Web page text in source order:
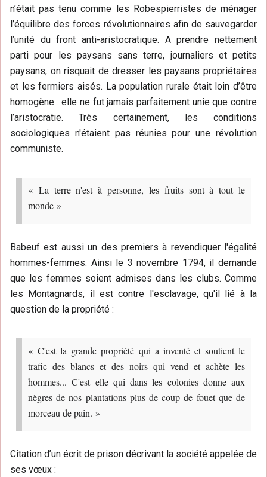
n’était pas tenu comme les Robespierristes de ménager
l’équilibre des forces révolutionnaires afin de sauvegarder
l’unité du front anti-aristocratique. A prendre nettement
parti pour les paysans sans terre, journaliers et petits
paysans, on risquait de dresser les paysans propriétaires
et les fermiers aisés. La population rurale était loin d’être
homogène : elle ne fut jamais parfaitement unie que contre
l’aristocratie. Très certainement, les conditions
sociologiques n'étaient pas réunies pour une révolution
communiste.
« La terre n'est à personne, les fruits sont à tout le
monde »
Babeuf est aussi un des premiers à revendiquer l'égalité
hommes-femmes. Ainsi le 3 novembre 1794, il demande
que les femmes soient admises dans les clubs. Comme
les Montagnards, il est contre l'esclavage, qu'il lié à la
question de la propriété :
« C'est la grande propriété qui a inventé et soutient le
trafic des blancs et des noirs qui vend et achète les
hommes... C'est elle qui dans les colonies donne aux
nègres de nos plantations plus de coup de fouet que de
morceau de pain. »
Citation d’un écrit de prison décrivant la société appelée de
ses vœux :